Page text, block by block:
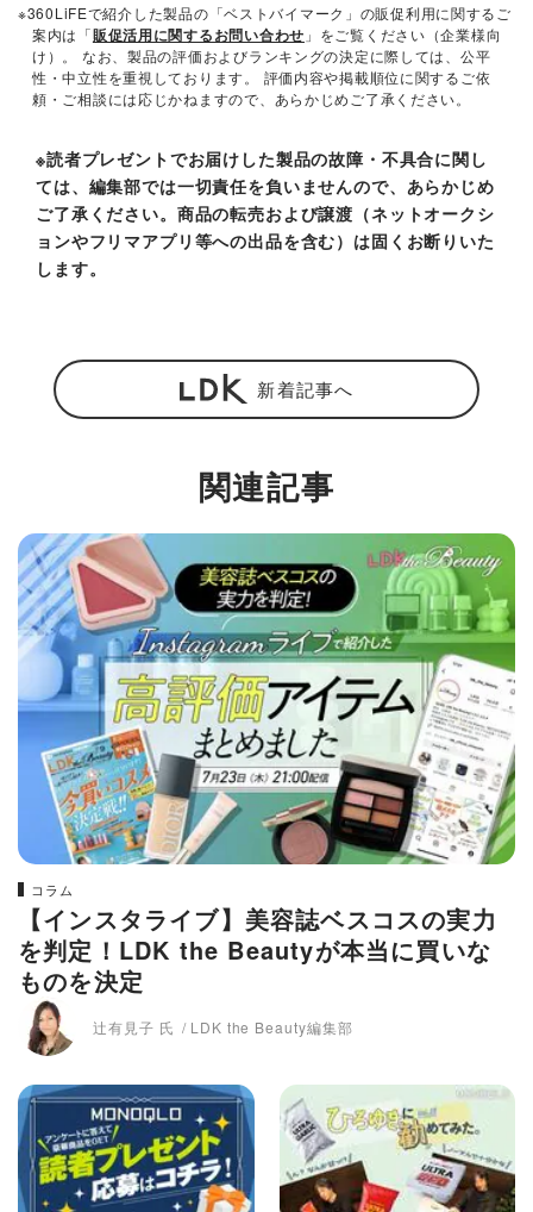
※360LiFEで紹介した製品の「ベストバイマーク」の販促利用に関するご
案内は「販促活用に関するお問い合わせ 」をご覧ください（企業様向
け）。 なお、製品の評価およびランキングの決定に際しては、公平
性・中立性を重視しております。 評価内容や掲載順位に関するご依
頼・ご相談には応じかねますので、あらかじめご了承ください。
※読者プレゼントでお届けした製品の故障・不具合に関し
ては、編集部では一切責任を負いませんので、あらかじめ
ご了承ください。商品の転売および譲渡（ネットオークシ
ョンやフリマアプリ等への出品を含む）は固くお断りいた
します。
新着記事へ
関連記事
コラム
【インスタライブ】美容誌ベスコスの実力
を判定！LDK the Beautyが本当に買いな
ものを決定
辻有見子 氏 LDK the Beauty編集部